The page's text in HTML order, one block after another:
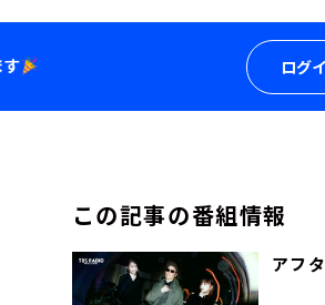
ログ
この記事の番組情報
アフ